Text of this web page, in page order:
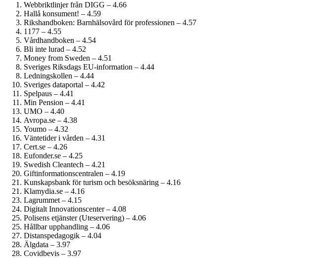
Webbriktlinjer från DIGG – 4.66
Hallå konsument! – 4.59
Rikshandboken: Barnhälsovård för professionen – 4.57
1177 – 4.55
Vårdhandboken – 4.54
Bli inte lurad – 4.52
Money from Sweden – 4.51
Sveriges Riksdags EU-information – 4.44
Ledningskollen – 4.44
Sveriges dataportal – 4.42
Spelpaus – 4.41
Min Pension – 4.41
UMO – 4.40
Avropa.se – 4.38
Youmo – 4.32
Väntetider i vården – 4.31
Cert.se – 4.26
Eufonder.se – 4.25
Swedish Cleantech – 4.21
Giftinformations­centralen – 4.19
Kunskapsbank för turism och besöksnäring – 4.16
Klamydia.se – 4.16
Lagrummet – 4.15
Digitalt Innovationscenter – 4.08
Polisens etjänster (Uteservering) – 4.06
Hållbar upphandling – 4.06
Distanspedagogik – 4.04
Älgdata – 3.97
Covidbevis – 3.97